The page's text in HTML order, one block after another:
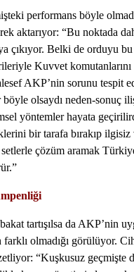
performans böyle
aktarıyor: “Bu noktada
çıkıyor. Belki de orduyu
Kuvvet komutanlarını
AKP’nin sorunu tespit
böyle olsaydı neden-sonuç
yöntemler hayata
bir tarafa bırakıp ilgisiz
çözüm aramak
tartışılsa da AKP’nin
farklı olmadığı görülüyor.
“Kuşkusuz geçmişte